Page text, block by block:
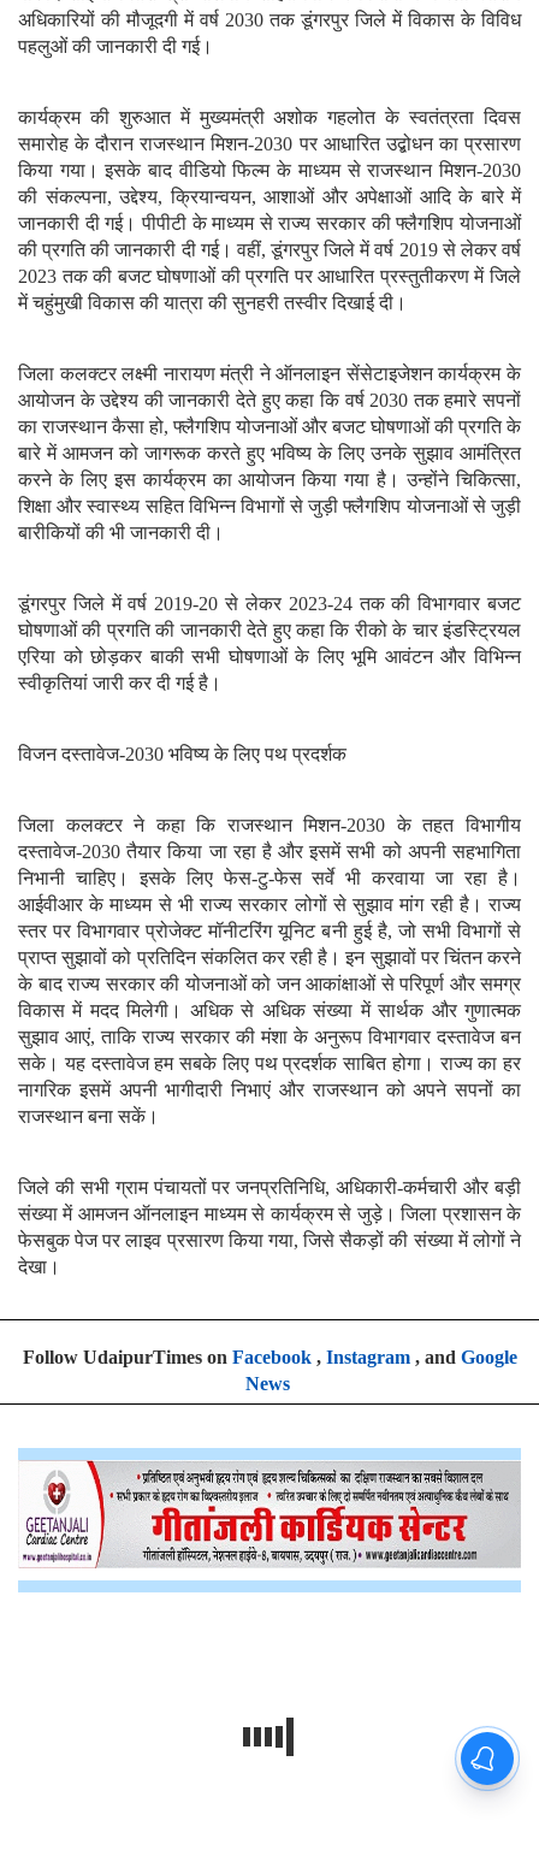
अधिकारियों की मौजूदगी में वर्ष 2030 तक डूंगरपुर जिले में विकास के विविध
पहलुओं की जानकारी दी गई।
कार्यक्रम की शुरुआत में मुख्यमंत्री अशोक गहलोत के स्वतंत्रता दिवस
समारोह के दौरान राजस्थान मिशन-2030 पर आधारित उद्बोधन का प्रसारण
किया गया। इसके बाद वीडियो फिल्म के माध्यम से राजस्थान मिशन-2030
की संकल्पना, उद्देश्य, क्रियान्वयन, आशाओं और अपेक्षाओं आदि के बारे में
जानकारी दी गई। पीपीटी के माध्यम से राज्य सरकार की फ्लैगशिप योजनाओं
की प्रगति की जानकारी दी गई। वहीं, डूंगरपुर जिले में वर्ष 2019 से लेकर वर्ष
2023 तक की बजट घोषणाओं की प्रगति पर आधारित प्रस्तुतीकरण में जिले
में चहुंमुखी विकास की यात्रा की सुनहरी तस्वीर दिखाई दी।
जिला कलक्टर लक्ष्मी नारायण मंत्री ने ऑनलाइन सेंसेटाइजेशन कार्यक्रम के
आयोजन के उद्देश्य की जानकारी देते हुए कहा कि वर्ष 2030 तक हमारे सपनों
का राजस्थान कैसा हो, फ्लैगशिप योजनाओं और बजट घोषणाओं की प्रगति के
बारे में आमजन को जागरूक करते हुए भविष्य के लिए उनके सुझाव आमंत्रित
करने के लिए इस कार्यक्रम का आयोजन किया गया है। उन्होंने चिकित्सा,
शिक्षा और स्वास्थ्य सहित विभिन्न विभागों से जुड़ी फ्लैगशिप योजनाओं से जुड़ी
बारीकियों की भी जानकारी दी।
डूंगरपुर जिले में वर्ष 2019-20 से लेकर 2023-24 तक की विभागवार बजट
घोषणाओं की प्रगति की जानकारी देते हुए कहा कि रीको के चार इंडस्ट्रियल
एरिया को छोड़कर बाकी सभी घोषणाओं के लिए भूमि आवंटन और विभिन्न
स्वीकृतियां जारी कर दी गई है।
विजन दस्तावेज-2030 भविष्य के लिए पथ प्रदर्शक
जिला कलक्टर ने कहा कि राजस्थान मिशन-2030 के तहत विभागीय
दस्तावेज-2030 तैयार किया जा रहा है और इसमें सभी को अपनी सहभागिता
निभानी चाहिए। इसके लिए फेस-टु-फेस सर्वे भी करवाया जा रहा है।
आईवीआर के माध्यम से भी राज्य सरकार लोगों से सुझाव मांग रही है। राज्य
स्तर पर विभागवार प्रोजेक्ट मॉनीटरिंग यूनिट बनी हुई है, जो सभी विभागों से
प्राप्त सुझावों को प्रतिदिन संकलित कर रही है। इन सुझावों पर चिंतन करने
के बाद राज्य सरकार की योजनाओं को जन आकांक्षाओं से परिपूर्ण और समग्र
विकास में मदद मिलेगी। अधिक से अधिक संख्या में सार्थक और गुणात्मक
सुझाव आएं, ताकि राज्य सरकार की मंशा के अनुरूप विभागवार दस्तावेज बन
सके। यह दस्तावेज हम सबके लिए पथ प्रदर्शक साबित होगा। राज्य का हर
नागरिक इसमें अपनी भागीदारी निभाएं और राजस्थान को अपने सपनों का
राजस्थान बना सकें।
जिले की सभी ग्राम पंचायतों पर जनप्रतिनिधि, अधिकारी-कर्मचारी और बड़ी
संख्या में आमजन ऑनलाइन माध्यम से कार्यक्रम से जुड़े। जिला प्रशासन के
फेसबुक पेज पर लाइव प्रसारण किया गया, जिसे सैकड़ों की संख्या में लोगों ने
देखा।
Follow UdaipurTimes on Facebook, Instagram, and Google
News